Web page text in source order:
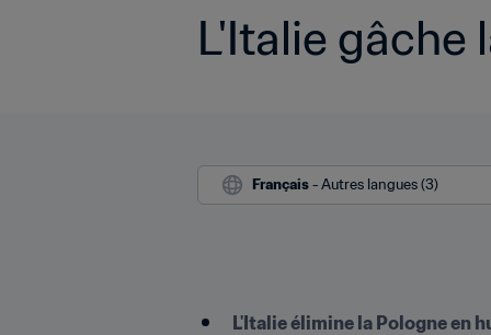
L'Italie gâche
Français - Autres langues (3)
L'Italie élimine la Pologne en